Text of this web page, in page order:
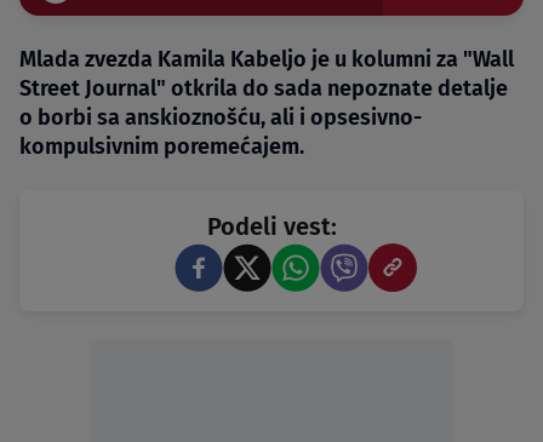
Mlada zvezda Kamila Kabeljo je u kolumni za "Wall
Street Journal" otkrila do sada nepoznate detalje
o borbi sa anskioznošću, ali i opsesivno-
kompulsivnim poremećajem.
Podeli vest: